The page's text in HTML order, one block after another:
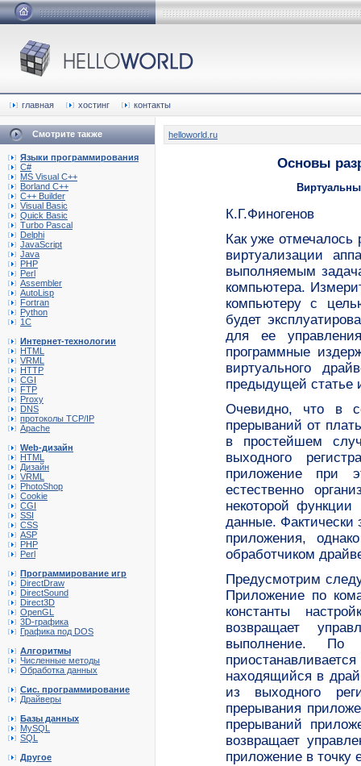
главная хостинг контакты
Смотрите также
Языки программирования
C#
MS Visual C++
Borland C++
C++ Builder
Visual Basic
Quick Basic
Turbo Pascal
Delphi
JavaScript
Java
PHP
Perl
Assembler
AutoLisp
Fortran
Python
1C
Интернет-технологии
HTML
VRML
HTTP
CGI
FTP
Proxy
DNS
протоколы TCP/IP
Apache
Web-дизайн
HTML
Дизайн
VRML
PhotoShop
Cookie
CGI
SSI
CSS
ASP
PHP
Perl
Программирование игр
DirectDraw
DirectSound
Direct3D
OpenGL
3D-графика
Графика под DOS
Алгоритмы
Численные методы
Обработка данных
Сис. программирование
Драйверы
Базы данных
MySQL
SQL
Другое
helloworld.ru
Основы
К.Г.Финогенов
Как уже
виртуализации
выполняемым
компьютера.
компьютеру с
будет
для ее
программные
виртуального
предыдущей статье
Очевидно, что в
прерываний от
в простейшем
выходного
приложение при
естественно
некоторой
данные. Фактически
приложения,
обработчиком
Предусмотрим
Приложение по
константы
возвращает
выполнение. По
находящийся в
из выходного
прерывания
прерываний
возвращает
приложение в точку